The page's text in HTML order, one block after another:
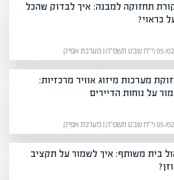
תחזוקה למבנה: איך לבדוק שהכל
כראוי?
תשפ״ו) | מערכת אפיק
מערכות מיזוג אוויר מרכזיות:
על נוחות הדיירים
תשפ״ו) | מערכת אפיק
בית משותף: איך לשמור על תקציב